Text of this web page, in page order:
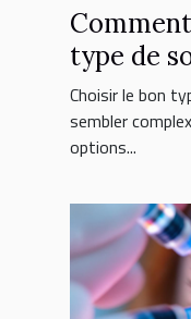
type de
vous ?
Choisir le bon
sembler
options...